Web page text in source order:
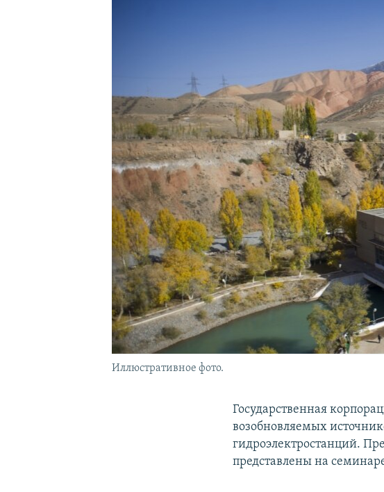
Иллюстративное фото.
Государственная
возобновляемых
гидроэлектростанций.
представлены на